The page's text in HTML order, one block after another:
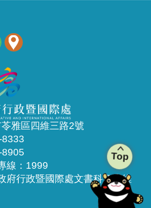
雅區四維三路2號
8333
線：1999
府行政暨國際處文書科負責維
Top